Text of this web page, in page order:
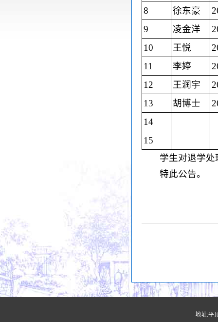
8
徐东豪
9
凌金洋
10
王悦
11
李婷
12
王润宇
13
胡博士
14
15
学生对退学
特此公告。
地址:平